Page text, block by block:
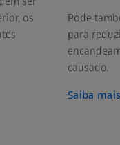
os
Pode
para
causado.
Saiba mais